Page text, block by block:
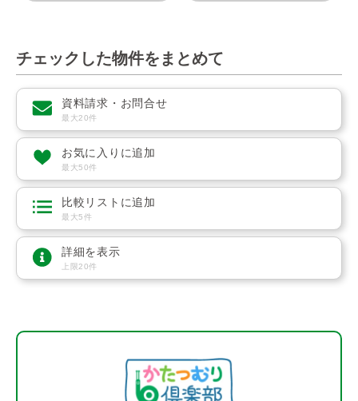
チェックした物件をまとめて
資料請求・お問合せ
最大20件
お気に入りに追加
最大50件
比較リストに追加
最大5件
詳細を表示
上限20件